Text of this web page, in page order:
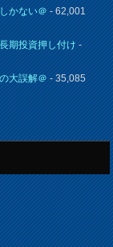
かない＠- 62,001
期投資押し付け-
大誤解＠- 35,085